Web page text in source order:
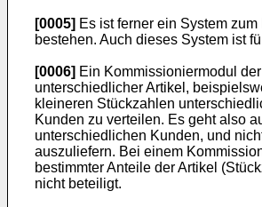
[0005] Es ist ferner ein System
bestehen. Auch dieses System ist
[0006] Ein Kommissioniermodul
unterschiedlicher Artikel,
kleineren Stückzahlen
Kunden zu verteilen. Es geht also
unterschiedlichen Kunden, und
auszuliefern. Bei einem
bestimmter Anteile der Artikel
nicht beteiligt.